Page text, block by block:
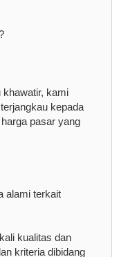
khawatir, kami
kepada
pasar yang
alami terkait
kualitas dan
kriteria dibidang